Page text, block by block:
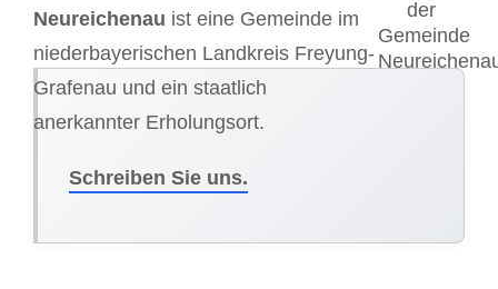
Neureichenau ist eine Gemeinde im
niederbayerischen Landkreis Freyung-
Grafenau und ein staatlich
anerkannter Erholungsort.
Schreiben Sie uns.